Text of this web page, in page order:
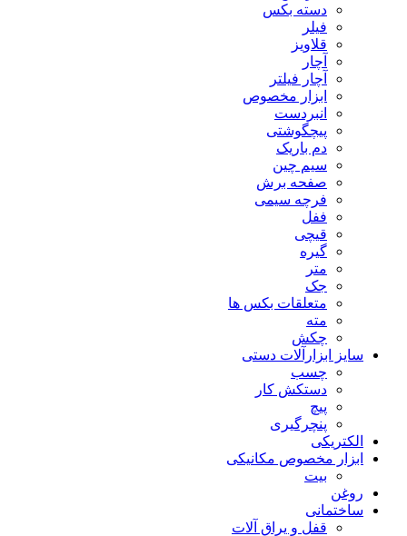
دسته بکس
فیلر
قلاویز
آچار
آچار فیلتر
ابزار مخصوص
انبردست
پیچگوشتی
دم باریک
سیم چین
صفحه برش
فرچه سیمی
ففل
قیچی
گیره
متر
جک
متعلقات بکس ها
مته
چکش
سایز ابزارآلات دستی
چسب
دستکش کار
پیچ
پنچرگیری
الکتریکی
ابزار مخصوص مکانیکی
بیت
روغن
ساختمانی
قفل و یراق آلات